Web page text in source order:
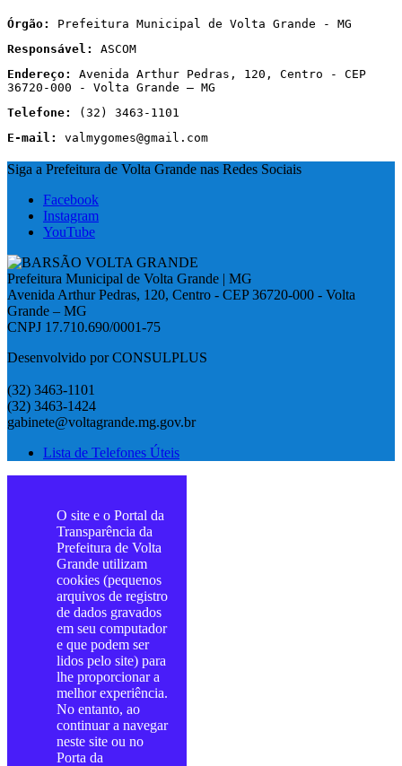
Órgão:
Prefeitura Municipal de Volta Grande - MG
Responsável:
ASCOM
Endereço:
Avenida Arthur Pedras, 120, Centro - CEP
36720-000 - Volta Grande – MG
Telefone:
(32) 3463-1101
E-mail:
valmygomes@gmail.com
Siga a Prefeitura de Volta Grande nas Redes Sociais
Facebook
Instagram
YouTube
Prefeitura Municipal de Volta Grande | MG
Avenida Arthur Pedras, 120, Centro - CEP 36720-000 - Volta
Grande – MG
CNPJ 17.710.690/0001-75
Desenvolvido por CONSULPLUS
(32) 3463-1101
(32) 3463-1424
gabinete@voltagrande.mg.gov.br
Lista de Telefones Úteis
O site e o Portal da
Transparência da
Prefeitura de Volta
Grande utilizam
cookies (pequenos
arquivos de registro
de dados gravados
em seu computador
e que podem ser
lidos pelo site) para
lhe proporcionar a
melhor experiência.
No entanto, ao
continuar a navegar
neste site ou no
Porta da